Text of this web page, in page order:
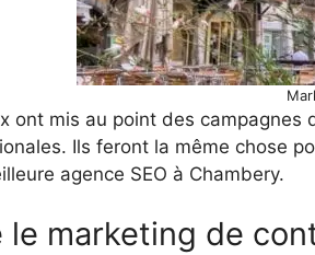
ont mis au point des
Ils feront la même chose
agence SEO à Chambery.
marketing de